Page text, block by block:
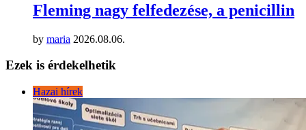
Fleming nagy felfedezése, a penicillin
by maria 2026.08.06.
Ezek is érdekelhetik
Hazai hírek